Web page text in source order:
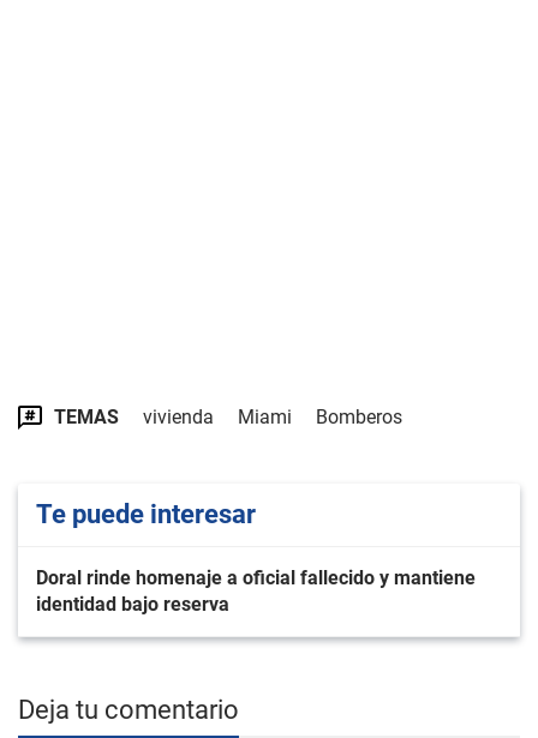
TEMAS vivienda Miami Bomberos
Te puede interesar
Doral rinde homenaje a oficial fallecido y mantiene
identidad bajo reserva
Deja tu comentario